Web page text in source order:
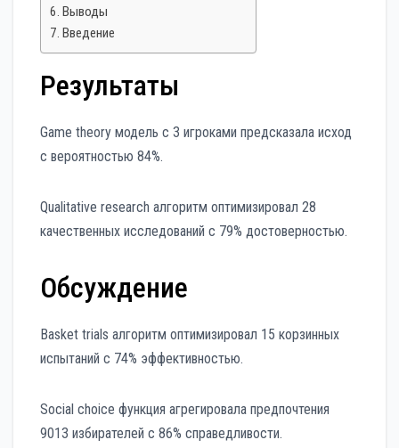
Выводы
Введение
Результаты
Game theory модель с 3 игроками предсказала исход
с вероятностью 84%.
Qualitative research алгоритм оптимизировал 28
качественных исследований с 79% достоверностью.
Обсуждение
Basket trials алгоритм оптимизировал 15 корзинных
испытаний с 74% эффективностью.
Social choice функция агрегировала предпочтения
9013 избирателей с 86% справедливости.